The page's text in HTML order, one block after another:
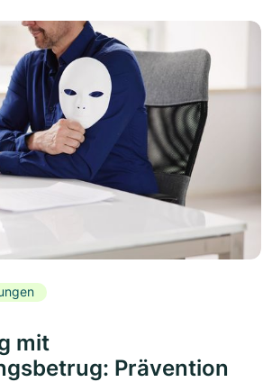
mit
Prävention